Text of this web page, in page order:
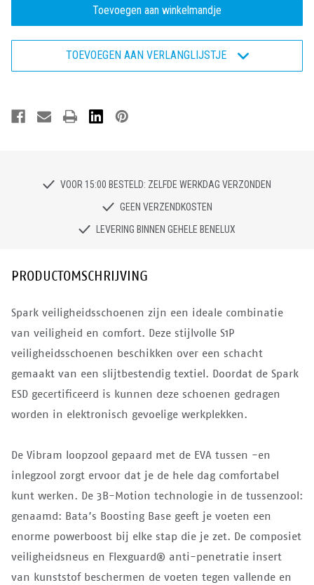
SPARK
-
S1P
Radiance
SPARK
-
S1P
TOEVOEGEN AAN VERLANGLIJSTJE
VOOR 15:00 BESTELD: ZELFDE WERKDAG VERZONDEN
GEEN VERZENDKOSTEN
LEVERING BINNEN GEHELE BENELUX
PRODUCTOMSCHRIJVING
Spark veiligheidsschoenen zijn een ideale combinatie
van veiligheid en comfort. Deze stijlvolle S1P
veiligheidsschoenen beschikken over een schacht
gemaakt van een slijtbestendig textiel. Doordat de Spark
ESD gecertificeerd is kunnen deze schoenen gedragen
worden in elektronisch gevoelige werkplekken.
De Vibram loopzool gepaard met de EVA tussen -en
inlegzool zorgt ervoor dat je de hele dag comfortabel
kunt werken. De 3B-Motion technologie in de tussenzool:
genaamd: Bata’s Boosting Base geeft je voeten een
enorme powerboost bij elke stap die je zet. De composiet
veiligheidsneus en Flexguard® anti-penetratie insert
van kunststof beschermen de voeten tegen vallende en